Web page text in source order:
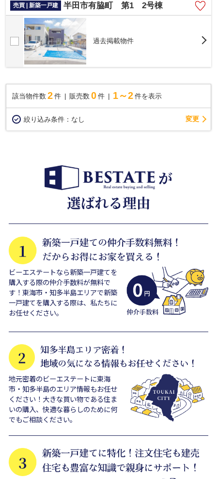
売買 | 新築一戸建 半田市有脇町 第1 2号棟
過去掲載物件
該当物件数 2件 販売数 0 件 1～2 件を表示
絞り込み条件： なし 変更
ビーエステートなら新築一戸建てを
購入する際の仲介手数料が無料で
す！東海市・知多半島エリアで新築
一戸建てを購入する際は、私たちに
お任せください。
地元密着のビーエステートに東海
市・知多半島のエリア情報もお任せ
ください！大きな買い物である住ま
いの購入、快適な暮らしのために何
でもご相談ください。